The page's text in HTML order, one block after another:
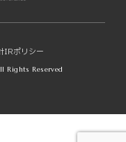
IRポリシー
Rights Reserved